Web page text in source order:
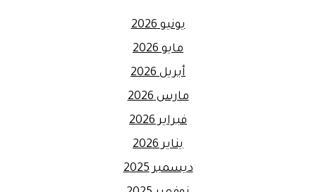
يونيو 2026
مايو 2026
أبريل 2026
مارس 2026
فبراير 2026
يناير 2026
ديسمبر 2025